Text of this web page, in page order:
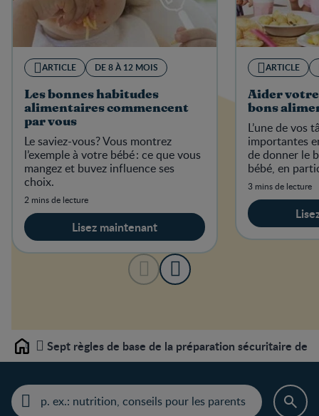
ARTICLE DE 8 À 12 MOIS
Les bonnes habitudes
alimentaires commencent
par vous
Le saviez-vous? Vous montrez
l’exemple à votre bébé : ce que vous
mangez et buvez influence ses
choix.
2 mins de lecture
Lisez maintenant
ARTICLE
Aider votre
bons
L’une de vos
importantes
de donner le
bébé, en
habitudes
3 mins de lecture
Home Sept règles de base de la préparation sécuritaire des